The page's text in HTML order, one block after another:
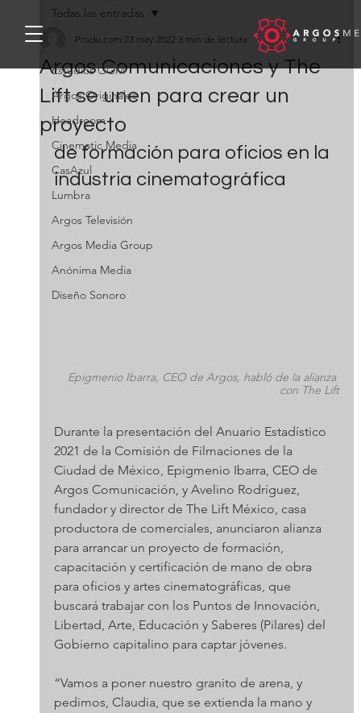
Todas las entradas
Estudios GGM
Argos Originales
Headroom
Cinematic Media
CasAzul
Lumbra
Argos Televisión
Argos Media Group
Anónima Media
Diseño Sonoro
Todas las entradas
Argos Comunicaciones y The
Lift se unen para crear un
proyecto
Produ.com 23 may 2022 3 min de lectura
de formación para oficios en la
industria cinematográfica
Epigmenio Ibarra, CEO de Argos, habló de la alianza
con The Lift
Durante la presentación del Anuario Estadístico
2021 de la Comisión de Filmaciones de la
Ciudad de México, Epigmenio Ibarra, CEO de
Argos Comunicación, y Avelino Rodríguez,
fundador y director de The Lift México, casa
productora de comerciales, anunciaron alianza
para arrancar un proyecto de formación,
capacitación y certificación de mano de obra
para oficios y artes cinematográficas, que
buscará trabajar con los Puntos de Innovación,
Libertad, Arte, Educación y Saberes (Pilares) del
Gobierno capitalino para captar jóvenes.
“Vamos a poner nuestro granito de arena, y
pedimos, Claudia, que se extienda la mano y